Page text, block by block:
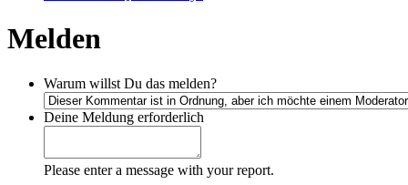
Melden
Warum willst Du das melden?
Deine Meldung erforderlich
Please enter a message with your report.